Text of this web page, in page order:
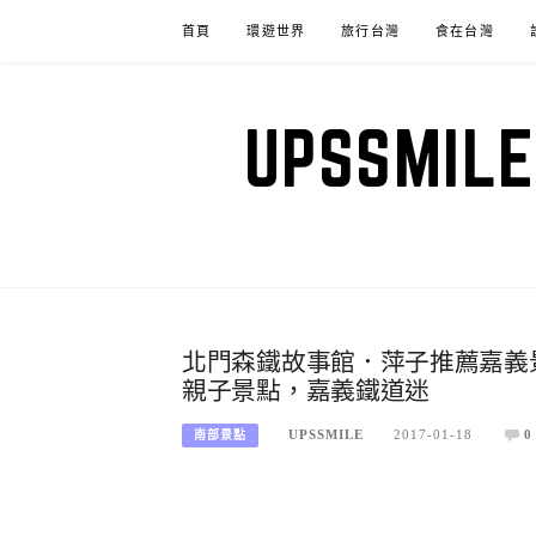
首頁 環遊世界 旅行台灣 食在台灣
北門森鐵故事館．萍子推薦嘉
親子景點，嘉義鐵道迷
南部景點 UPSSMILE 2017-01-18 0